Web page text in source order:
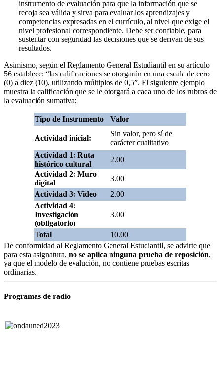
instrumento de evaluación para que la información que se
recoja sea válida y sirva para evaluar los aprendizajes y
competencias expresadas en el currículo, al nivel que exige el
nivel profesional correspondiente. Debe ser confiable, para
sustentar con seguridad las decisiones que se derivan de sus
resultados.
Asimismo, según el Reglamento General Estudiantil en su artículo
56 establece: “las calificaciones se otorgarán en una escala de cero
(0) a diez (10), utilizando múltiplos de 0,5”. El siguiente ejemplo
muestra la calificación que se le otorgará a cada uno de los rubros de
la evaluación sumativa:
Tipo de Instrumento Valor
Actividad inicial:
Sin valor, pero sí de
carácter cualitativo
Actividad 1: Ruta
histórico cultural
2.00
Actividad 2: Muro
digital
3.00
Actividad 3: Video
2.00
Actividad 4:
Investigación
(obligatorio)
3.00
Total
10.00
De conformidad al Reglamento General Estudiantil, se advirte que
para esta asignatura, no se aplica ninguna prueba de reposición,
ya que el modelo de evalución, no contiene pruebas escritas
ordinarias.
Programas de radio